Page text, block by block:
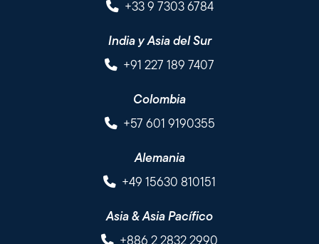
+33 9 7303 6784
India y Asia del Sur
+91 227 189 7407
Colombia
+57 601 9190355
Alemania
+49 15630 810151
Asia & Asia Pacífico
+886 2 2832 2990